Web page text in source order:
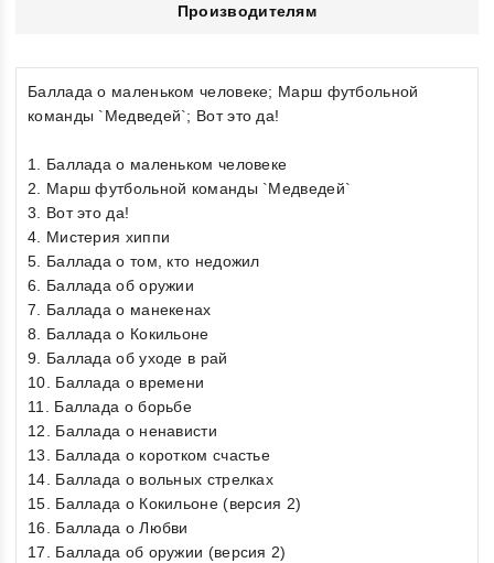
Производителям
Баллада о маленьком человеке; Марш футбольной
команды `Медведей`; Вот это да!
1. Баллада о маленьком человеке
2. Марш футбольной команды `Медведей`
3. Вот это да!
4. Мистерия хиппи
5. Баллада о том, кто недожил
6. Баллада об оружии
7. Баллада о манекенах
8. Баллада о Кокильоне
9. Баллада об уходе в рай
10. Баллада о времени
11. Баллада о борьбе
12. Баллада о ненависти
13. Баллада о коротком счастье
14. Баллада о вольных стрелках
15. Баллада о Кокильоне (версия 2)
16. Баллада о Любви
17. Баллада об оружии (версия 2)